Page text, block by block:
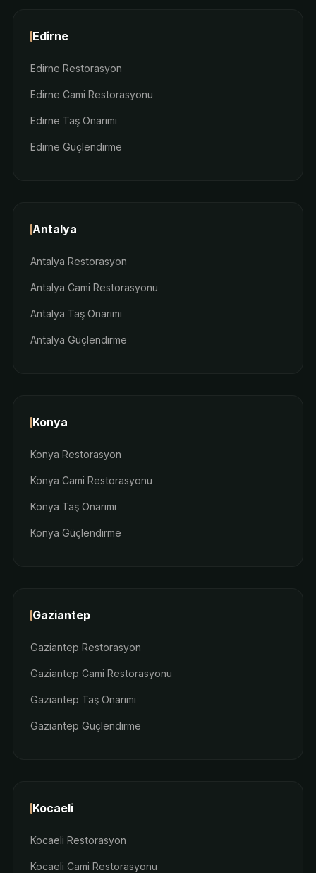
Edirne
Edirne Restorasyon
Edirne Cami Restorasyonu
Edirne Taş Onarımı
Edirne Güçlendirme
Antalya
Antalya Restorasyon
Antalya Cami Restorasyonu
Antalya Taş Onarımı
Antalya Güçlendirme
Konya
Konya Restorasyon
Konya Cami Restorasyonu
Konya Taş Onarımı
Konya Güçlendirme
Gaziantep
Gaziantep Restorasyon
Gaziantep Cami Restorasyonu
Gaziantep Taş Onarımı
Gaziantep Güçlendirme
Kocaeli
Kocaeli Restorasyon
Kocaeli Cami Restorasyonu